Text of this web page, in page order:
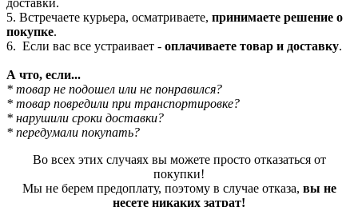
5. Встречаете курьера, осматриваете, принимаете решение о
покупке.
6. Если вас все устраивает - оплачиваете товар и доставку.
А что, если...
* товар не подошел или не понравился?
* товар повредили при транспортировке?
* нарушили сроки доставки?
* передумали покупать?
Во всех этих случаях вы можете просто отказаться от
покупки!
Мы не берем предоплату, поэтому в случае отказа, вы не
несете никаких затрат!